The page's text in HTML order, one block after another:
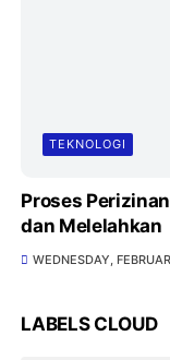
TEKNOLOGI
Proses
dan Melelahkan
WEDNESDAY,
LABELS CLOUD